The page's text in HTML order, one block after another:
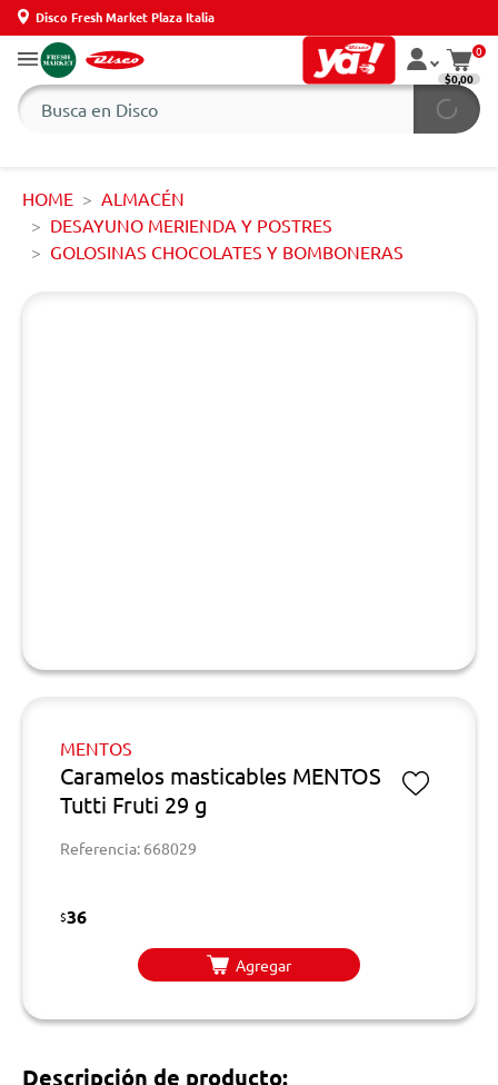
Disco Fresh Market Plaza Italia
0
$0,00
HOME
ALMACÉN
DESAYUNO MERIENDA Y POSTRES
GOLOSINAS CHOCOLATES Y BOMBONERAS
MENTOS
Caramelos masticables MENTOS
Tutti Fruti 29 g
Referencia: 668029
$36
Agregar
Descripción de producto: